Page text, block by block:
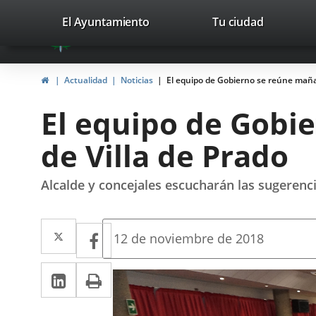
Portal
Web
del
Valladolid
avaTop
valladolid.es
El Ayuntamiento Tu ciudad
HomeActualidad Noticias El equipo de Gobierno se reúne
El equipo de
de Villa de Prado
Alcalde y concejales escucharán las
Twitter
Enlace
a
una
aplicación
Facebook
Enlace
a
una
aplicación
Linkedin
Enlace
a
Print
Fecha
la
noticia
12 de noviembre de 2018